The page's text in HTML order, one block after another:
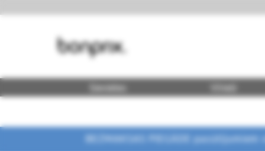
Sievietes Vīrieši
BEZMAKSAS PIEGĀDE pasūtījumiem